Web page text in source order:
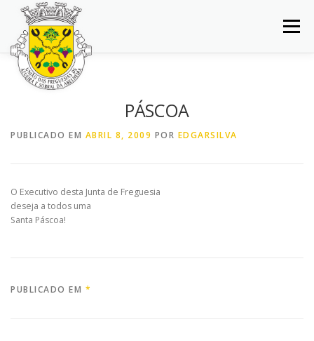
Saltar
conteúdo
Menu
INÍCIO JUNTA DE FREGUESIA
BALCÃO VIRTUAL NOTÍCIAS MAPA
PÁSCOA
PUBLICADO EM ABRIL 8, 2009 POR EDGARSILVA
O Executivo desta Junta de Freguesia
deseja a todos uma
Santa Páscoa!
PUBLICADO EM *